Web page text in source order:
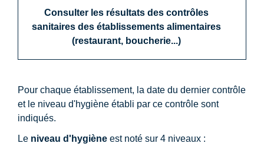
Consulter les résultats des contrôles
sanitaires des établissements alimentaires
(restaurant, boucherie...)
Pour chaque établissement, la date du dernier contrôle
et le niveau d'hygiène établi par ce contrôle sont
indiqués.
Le niveau d'hygiène est noté sur 4 niveaux :